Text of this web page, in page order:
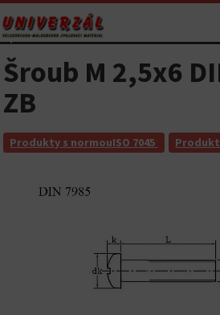
Šroub M 2,5x6
ZB
Produkty s normouISO 7045